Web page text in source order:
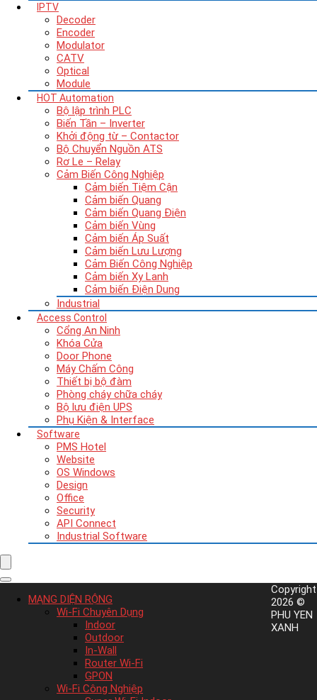
IPTV
Decoder
Encoder
Modulator
CATV
Optical
Module
HOT Automation
Bộ lập trình PLC
Biến Tần – Inverter
Khởi động từ – Contactor
Bộ Chuyển Nguồn ATS
Rơ Le – Relay
Cảm Biến Công Nghiệp
Cảm biến Tiệm Cận
Cảm biến Quang
Cảm biến Quang Điện
Cảm biến Vùng
Cảm biến Áp Suất
Cảm biến Lưu Lượng
Cảm Biến Công Nghiệp
Cảm biến Xy Lanh
Cảm biến Điện Dung
Industrial
Access Control
Cổng An Ninh
Khóa Cửa
Door Phone
Máy Chấm Công
Thiết bị bộ đàm
Phòng cháy chữa cháy
Bộ lưu điện UPS
Phụ Kiện & Interface
Software
PMS Hotel
Website
OS Windows
Design
Office
Security
API Connect
Industrial Software
MẠNG DIỆN RỘNG
Wi-Fi Chuyên Dụng
Indoor
Outdoor
In-Wall
Router Wi-Fi
GPON
Wi-Fi Công Nghiệp
Copyright
2026 ©
PHU YEN
XANH